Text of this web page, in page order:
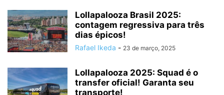
Lollapalooza Brasil 2025:
contagem regressiva para três
dias épicos!
Rafael Ikeda - 23 de março, 2025
Lollapalooza 2025: Squad é o
transfer oficial! Garanta seu
transporte!